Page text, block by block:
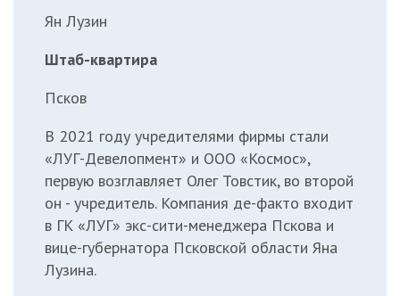
Ян Лузин
Штаб-квартира
Псков
В 2021 году учредителями фирмы стали
«ЛУГ-Девелопмент» и ООО «Космос»,
первую возглавляет Олег Товстик, во второй
он - учредитель. Компания де-факто входит
в ГК «ЛУГ» экс-сити-менеджера Пскова и
вице-губернатора Псковской области Яна
Лузина.